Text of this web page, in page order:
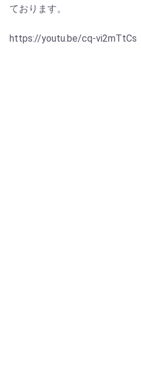
ております。
https://youtu.be/cq-vi2mTtCs